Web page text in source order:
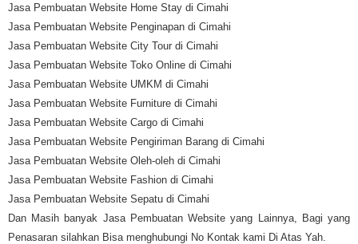
Jasa Pembuatan Website Home Stay di Cimahi
Jasa Pembuatan Website Penginapan di Cimahi
Jasa Pembuatan Website City Tour di Cimahi
Jasa Pembuatan Website Toko Online di Cimahi
Jasa Pembuatan Website UMKM di Cimahi
Jasa Pembuatan Website Furniture di Cimahi
Jasa Pembuatan Website Cargo di Cimahi
Jasa Pembuatan Website Pengiriman Barang di Cimahi
Jasa Pembuatan Website Oleh-oleh di Cimahi
Jasa Pembuatan Website Fashion di Cimahi
Jasa Pembuatan Website Sepatu di Cimahi
Dan Masih banyak Jasa Pembuatan Website yang Lainnya, Bagi yang
Penasaran silahkan Bisa menghubungi No Kontak kami Di Atas Yah.